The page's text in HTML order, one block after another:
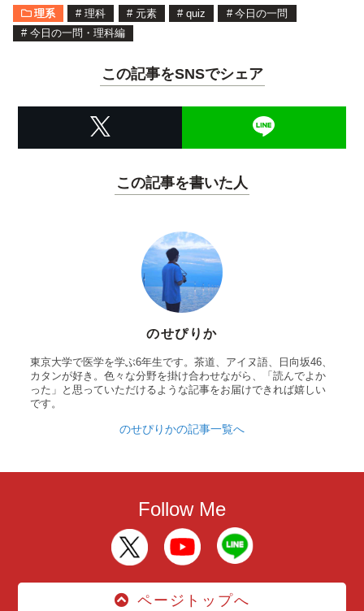
理系 # 理科 # 元素 # quiz # 今日の一問
# 今日の一問・理科編
この記事をSNSでシェア
この記事を書いた人
のせぴりか
東京大学で医学を学ぶ6年生です。茶道、アイヌ語、日向坂46、
カタンが好き。色々な分野を掛け合わせながら、「読んでよか
った」と思っていただけるような記事をお届けできれば嬉しい
です。
のせぴりかの記事一覧へ
Follow Me
ページトップへ